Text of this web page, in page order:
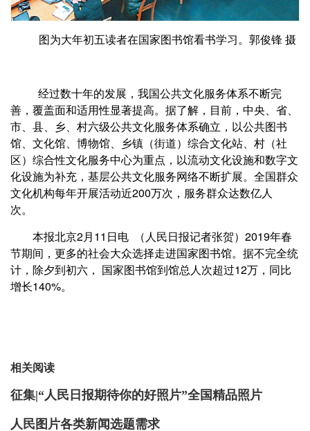
图为大年初五读者在国家图书馆看书学习。 郭俊锋 摄
经过数十年的发展，我国公共文化服务体系不断完
善，覆盖面和适用性显著提高。据了解，目前，中央、省、
市、县、乡、村六级公共文化服务体系确立，以公共图书
馆、文化馆、博物馆、乡镇（街道）综合文化站、村（社
区）综合性文化服务中心为重点，以流动文化设施和数字文
化设施为补充，基层公共文化服务网络不断扩展。全国群众
文化机构每年开展活动近200万次，服务群众达数亿人
次。
本报北京2月11日电 （人民日报记者张贺）2019年春
节期间，更多的社会大众选择走进国家图书馆。据不完全统
计，除夕到初六， 国家图书馆到馆总人次超过12万，同比
增长140%。
相关阅读
征集|“人民日报期待你的好照片”全国精品照片
人民图片各类新闻选题需求